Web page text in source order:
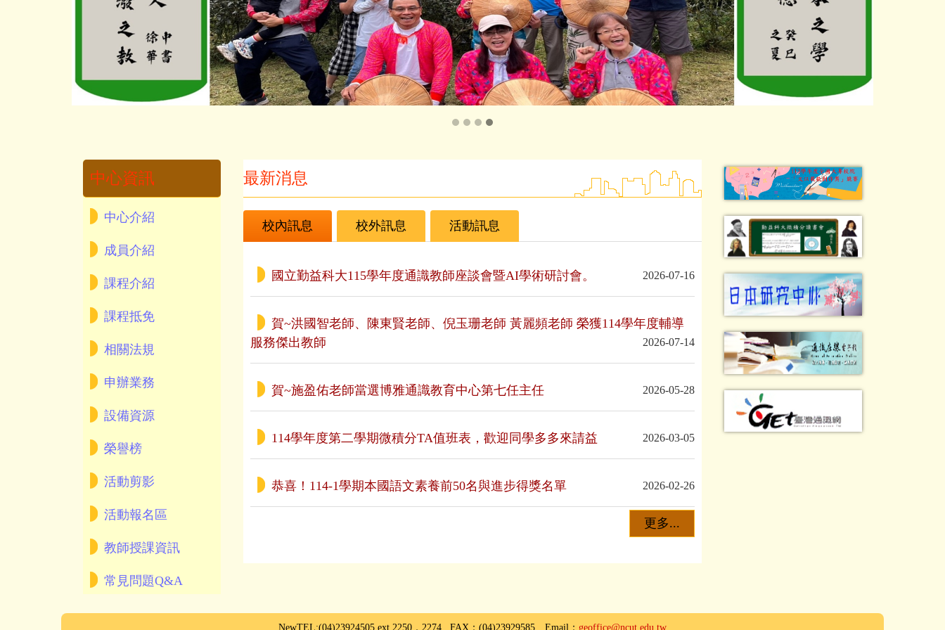
中心資訊
中心介紹
成員介紹
課程介紹
課程抵免
相關法規
申辦業務
設備資源
榮譽榜
活動剪影
活動報名區
教師授課資訊
常見問題Q&A
最新消息
校內訊息 校外訊息 活動訊息
國立勤益科大115學年度通識教師座談會暨AI學術研討會。 2026-07-16
賀~洪國智老師、陳東賢老師、倪玉珊老師 黃麗頻老師 榮獲114學年度輔導
服務傑出教師
2026-07-14
賀~施盈佑老師當選博雅通識教育中心第七任主任 2026-05-28
114學年度第二學期微積分TA值班表，歡迎同學多多來請益 2026-03-05
恭喜！114-1學期本國語文素養前50名與進步得獎名單 2026-02-26
更多...
NewTEL:(04)23924505 ext.2250．2274 FAX：(04)23929585 Email： geoffice@ncut.edu.tw